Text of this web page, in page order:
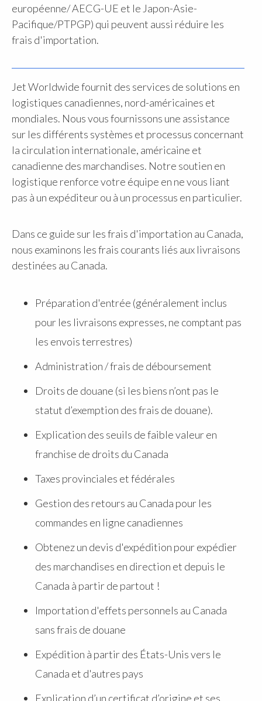
européenne/ AECG-UE et le Japon-Asie-
Pacifique/PTPGP) qui peuvent aussi réduire les
frais d'importation.
Jet Worldwide fournit des services de solutions en
logistiques canadiennes, nord-américaines et
mondiales. Nous vous fournissons une assistance
sur les différents systèmes et processus concernant
la circulation internationale, américaine et
canadienne des marchandises. Notre soutien en
logistique renforce votre équipe en ne vous liant
pas à un expéditeur ou à un processus en particulier.
Dans ce guide sur les frais d'importation au Canada,
nous examinons les frais courants liés aux livraisons
destinées au Canada.
Préparation d'entrée (généralement inclus
pour les livraisons expresses, ne comptant pas
les envois terrestres)
Administration / frais de déboursement
Droits de douane (si les biens n’ont pas le
statut d’exemption des frais de douane).
Explication des seuils de faible valeur en
franchise de droits du Canada
Taxes provinciales et fédérales
Gestion des retours au Canada pour les
commandes en ligne canadiennes
Obtenez un devis d'expédition pour expédier
des marchandises en direction et depuis le
Canada à partir de partout !
Importation d'effets personnels au Canada
sans frais de douane
Expédition à partir des États-Unis vers le
Canada et d'autres pays
Explication d’un certificat d’origine et ses